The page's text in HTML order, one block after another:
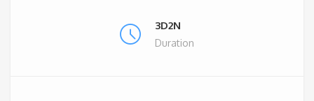
3D2N
Duration